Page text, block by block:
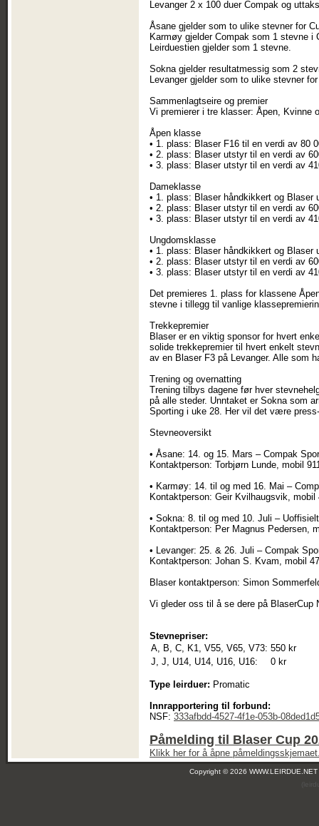
Levanger 2 x 100 duer Compak og
Åsane gjelder som to ulike stevner for
Karmøy gjelder Compak som 1 stevne i
Leirduestien gjelder som 1 stevne.
Sokna gjelder resultatmessig som 2
Levanger gjelder som to ulike stevner
Sammenlagtseire og premier
Vi premierer i tre klasser: Åpen, Kvinne
Åpen klasse
• 1. plass: Blaser F16 til en verdi av 80
• 2. plass: Blaser utstyr til en verdi av
• 3. plass: Blaser utstyr til en verdi av
Dameklasse
• 1. plass: Blaser håndkikkert og Blaser
• 2. plass: Blaser utstyr til en verdi av
• 3. plass: Blaser utstyr til en verdi av
Ungdomsklasse
• 1. plass: Blaser håndkikkert og Blaser
• 2. plass: Blaser utstyr til en verdi av
• 3. plass: Blaser utstyr til en verdi av
Det premieres 1. plass for klassene
stevne i tillegg til vanlige
Trekkepremier
Blaser er en viktig sponsor for hvert
solide trekkepremier til hvert enkelt
av en Blaser F3 på Levanger. Alle som
Trening og overnatting
Trening tilbys dagene før hver
på alle steder. Unntaket er Sokna som
Sporting i uke 28. Her vil det være
Stevneoversikt
• Åsane: 14. og 15. Mars – Compak
Kontaktperson: Torbjørn Lunde, mobil
• Karmøy: 14. til og med 16. Mai –
Kontaktperson: Geir Kvilhaugsvik, mobil
• Sokna: 8. til og med 10. Juli –
Kontaktperson: Per Magnus Pedersen,
• Levanger: 25. & 26. Juli – Compak
Kontaktperson: Johan S. Kvam, mobil
Blaser kontaktperson: Simon
Vi gleder oss til å se dere på BlaserCup
Stevnepriser:
A, B, C, K1, V55, V65, V73: 550 kr
J, J, U14, U14, U16, U16:
0 kr
Type leirduer: Promatic
Innrapportering til forbund:
NSF: 333afbdd-4527-4f1e-053b-
Påmelding til Blaser Cup
Klikk her for å åpne
Copyright © 2026